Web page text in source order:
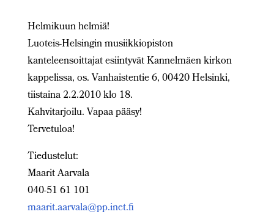
Helmikuun helmiä!
Luoteis-Helsingin musiikkiopiston
kanteleensoittajat esiintyvät Kannelmäen kirkon
kappelissa, os. Vanhaistentie 6, 00420 Helsinki,
tiistaina 2.2.2010 klo 18.
Kahvitarjoilu. Vapaa pääsy!
Tervetuloa!
Tiedustelut:
Maarit Aarvala
040-51 61 101
maarit.aarvala@pp.inet.fi